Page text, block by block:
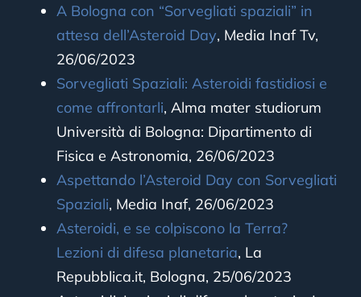
A Bologna con “Sorvegliati spaziali” in
attesa dell’Asteroid Day, Media Inaf Tv,
26/06/2023
Sorvegliati Spaziali: Asteroidi fastidiosi e
come affrontarli, Alma mater studiorum
Università di Bologna: Dipartimento di
Fisica e Astronomia, 26/06/2023
Aspettando l’Asteroid Day con Sorvegliati
Spaziali, Media Inaf, 26/06/2023
Asteroidi, e se colpiscono la Terra?
Lezioni di difesa planetaria, La
Repubblica.it, Bologna, 25/06/2023